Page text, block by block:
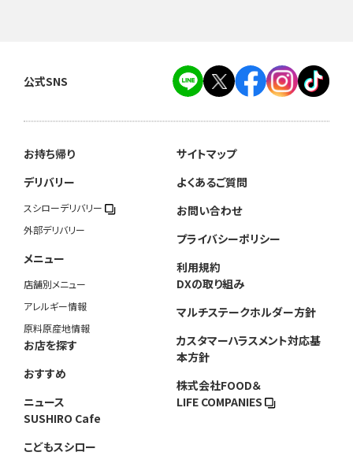
公式SNS
お持ち帰り
デリバリー
スシローデリバリー
外部デリバリー
メニュー
店舗別メニュー
アレルギー情報
原料原産地情報
お店を探す
おすすめ
ニュース
SUSHIRO Cafe
こどもスシロー
サイトマップ
よくあるご質問
お問い合わせ
プライバシーポリシー
利用規約
DXの取り組み
マルチステークホルダー方針
カスタマーハラスメント対応基
本方針
株式会社FOOD＆
LIFE COMPANIES